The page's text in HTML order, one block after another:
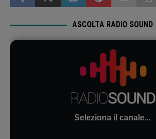
ASCOLTA RADIO SOUND
Seleziona il canale...